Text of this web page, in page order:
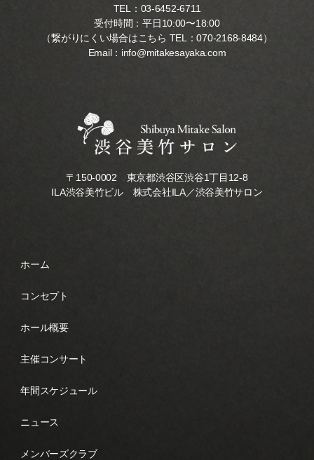
TEL： 03-6452-6711
受付時間：平日10:00〜18:00
（繋がりにくい場合はこちら TEL：070-2168-8484）
Email： info@mitakesayaka.com
〒150-0002 東京都渋谷区渋谷1丁目12-8
ILA渋谷美竹ビル 株式会社ILA／渋谷美竹サロン
ホーム
コンセプト
ホール概要
主催コンサート
年間スケジュール
ニュース
メンバーズクラブ